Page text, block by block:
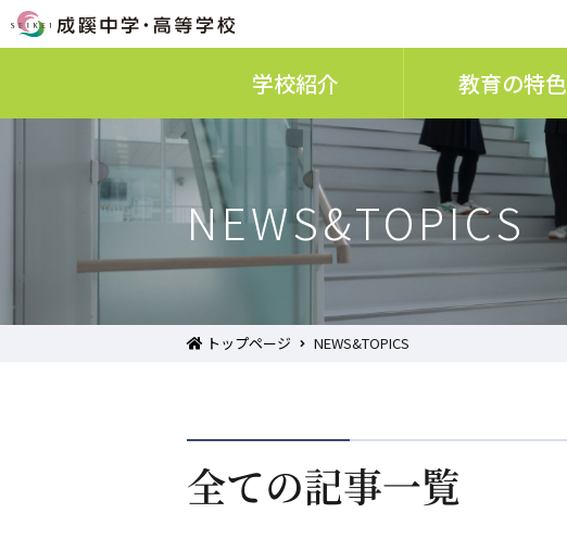
学校紹介 教育の特色
NEWS&TOPICS
トップページ NEWS&TOPICS
全ての記事一覧